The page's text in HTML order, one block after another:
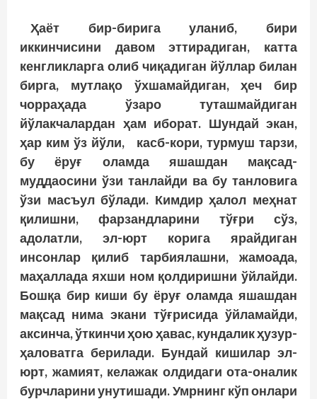
Ҳаёт бир-бирига уланиб, бири
иккинчисини давом эттирадиган, катта
кенгликларга олиб чиқадиган йўллар билан
бирга, мутлақо ўхшамайдиган, ҳеч бир
чорраҳада ўзаро туташмайдиган
йўлакчалардан ҳам иборат. Шундай экан,
ҳар ким ўз йўли, касб-кори, турмуш тарзи,
бу ёруғ оламда яшашдан мақсад-
муддаосини ўзи танлайди ва бу танловига
ўзи масъул бўлади. Кимдир ҳалол меҳнат
қилишни, фарзандларини тўғри сўз,
адолатли, эл-юрт корига ярайдиган
инсонлар қилиб тарбиялашни, жамоада,
маҳаллада яхши ном қолдиришни ўйлайди.
Бошқа бир киши бу ёруғ оламда яшашдан
мақсад нима экани тўғрисида ўйламайди,
аксинча, ўткинчи ҳою ҳавас, кундалик ҳузур-
ҳаловатга берилади. Бундай кишилар эл-
юрт, жамият, келажак олдидаги ота-оналик
бурчларини унутишади. Умрнинг кўп онлари